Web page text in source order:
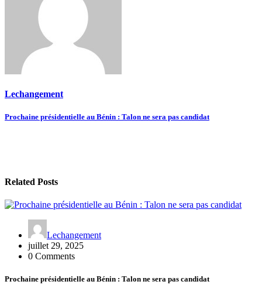
Lechangement
Navigation
Prochaine présidentielle au Bénin : Talon ne sera pas candidat
Related Posts
Lechangement
juillet 29, 2025
0 Comments
Prochaine présidentielle au Bénin : Talon ne sera pas candidat